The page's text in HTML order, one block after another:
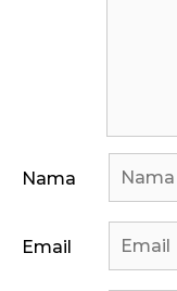
Nama
Email